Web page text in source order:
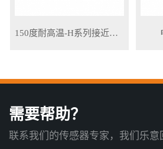
150度耐高温-H系列接近传感器
需要帮助？
联系我们的传感器专家，我们乐意